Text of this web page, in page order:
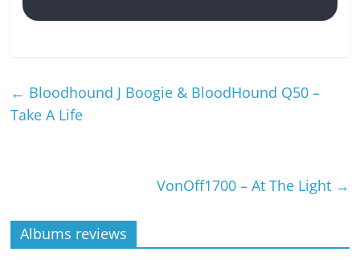
← Bloodhound J Boogie & BloodHound Q50 –
Take A Life
VonOff1700 – At The Light →
Albums reviews